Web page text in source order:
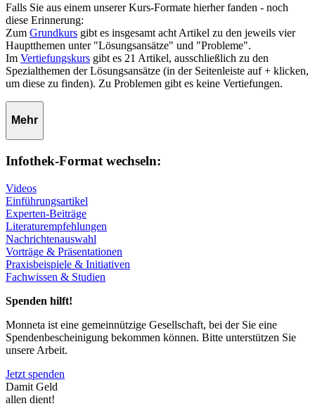
Falls Sie aus einem unserer Kurs-Formate hierher fanden - noch
diese Erinnerung:
Zum Grundkurs gibt es insgesamt acht Artikel zu den jeweils vier
Hauptthemen unter "Lösungsansätze" und "Probleme".
Im Vertiefungskurs gibt es 21 Artikel, ausschließlich zu den
Spezialthemen der Lösungsansätze (in der Seitenleiste auf + klicken,
um diese zu finden). Zu Problemen gibt es keine Vertiefungen.
Mehr
Infothek-Format wechseln:
Videos
Einführungsartikel
Experten-Beiträge
Literaturempfehlungen
Nachrichtenauswahl
Vorträge & Präsentationen
Praxisbeispiele & Initiativen
Fachwissen & Studien
Spenden hilft!
Monneta ist eine gemeinnützige Gesellschaft, bei der Sie eine
Spendenbescheinigung bekommen können. Bitte unterstützen Sie
unsere Arbeit.
Jetzt spenden
Damit Geld
allen dient!